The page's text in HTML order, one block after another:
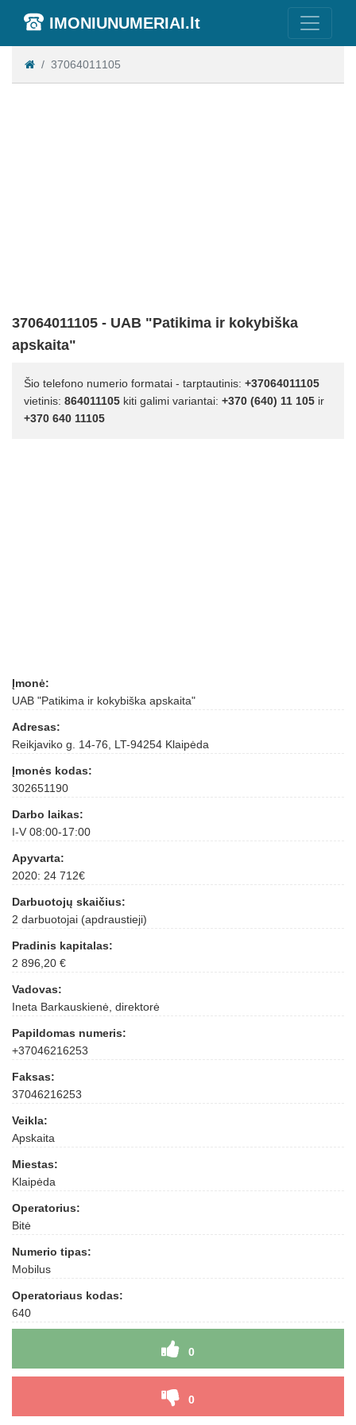
IMONIUNUMERIAI.lt
37064011105
37064011105 - UAB "Patikima ir kokybiška
apskaita"
Šio telefono numerio formatai - tarptautinis: +37064011105
vietinis: 864011105 kiti galimi variantai: +370 (640) 11 105 ir
+370 640 11105
Įmonė:
UAB "Patikima ir kokybiška apskaita"
Adresas:
Reikjaviko g. 14-76, LT-94254 Klaipėda
Įmonės kodas:
302651190
Darbo laikas:
I-V 08:00-17:00
Apyvarta:
2020: 24 712€
Darbuotojų skaičius:
2 darbuotojai (apdraustieji)
Pradinis kapitalas:
2 896,20 €
Vadovas:
Ineta Barkauskienė, direktorė
Papildomas numeris:
+37046216253
Faksas:
37046216253
Veikla:
Apskaita
Miestas:
Klaipėda
Operatorius:
Bitė
Numerio tipas:
Mobilus
Operatoriaus kodas:
640
0
0